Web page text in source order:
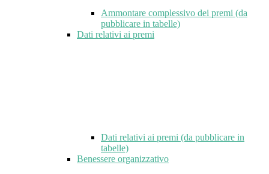
Ammontare complessivo dei premi (da
pubblicare in tabelle)
Dati relativi ai premi
Dati relativi ai premi (da pubblicare in
tabelle)
Benessere organizzativo